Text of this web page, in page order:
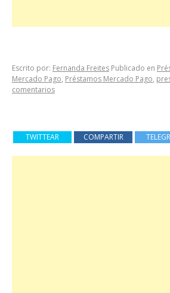
Escrito por: Fernanda Freites Publicado en
Mercado Pago, Préstamos Mercado Pago,
comentarios
TWITTEAR COMPARTIR